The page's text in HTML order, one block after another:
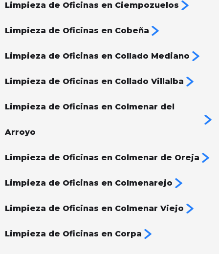
Limpieza de Oficinas en Ciempozuelos
Limpieza de Oficinas en Cobeña
Limpieza de Oficinas en Collado Mediano
Limpieza de Oficinas en Collado Villalba
Limpieza de Oficinas en Colmenar del
Arroyo
Limpieza de Oficinas en Colmenar de Oreja
Limpieza de Oficinas en Colmenarejo
Limpieza de Oficinas en Colmenar Viejo
Limpieza de Oficinas en Corpa